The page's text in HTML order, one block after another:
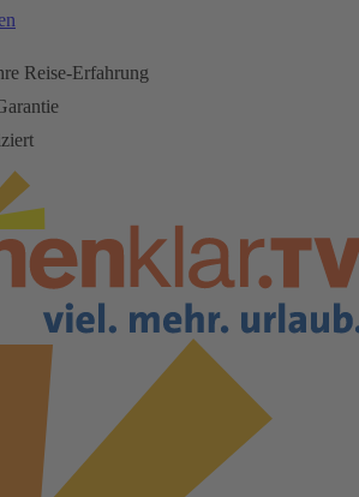
Reise-Erfahrung